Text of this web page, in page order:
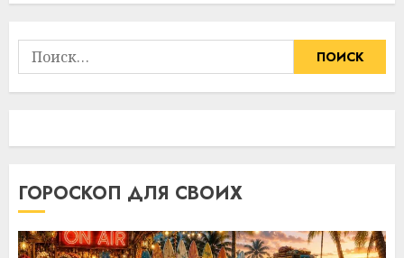
Найти:
ГОРОСКОП ДЛЯ СВОИХ